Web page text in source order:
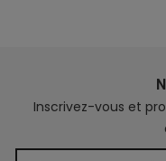
Inscrivez-vous et